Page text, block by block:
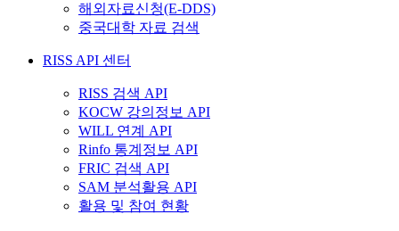
해외자료신청(E-DDS)
중국대학 자료 검색
RISS API 센터
RISS 검색 API
KOCW 강의정보 API
WILL 연계 API
Rinfo 통계정보 API
FRIC 검색 API
SAM 분석활용 API
활용 및 참여 현황